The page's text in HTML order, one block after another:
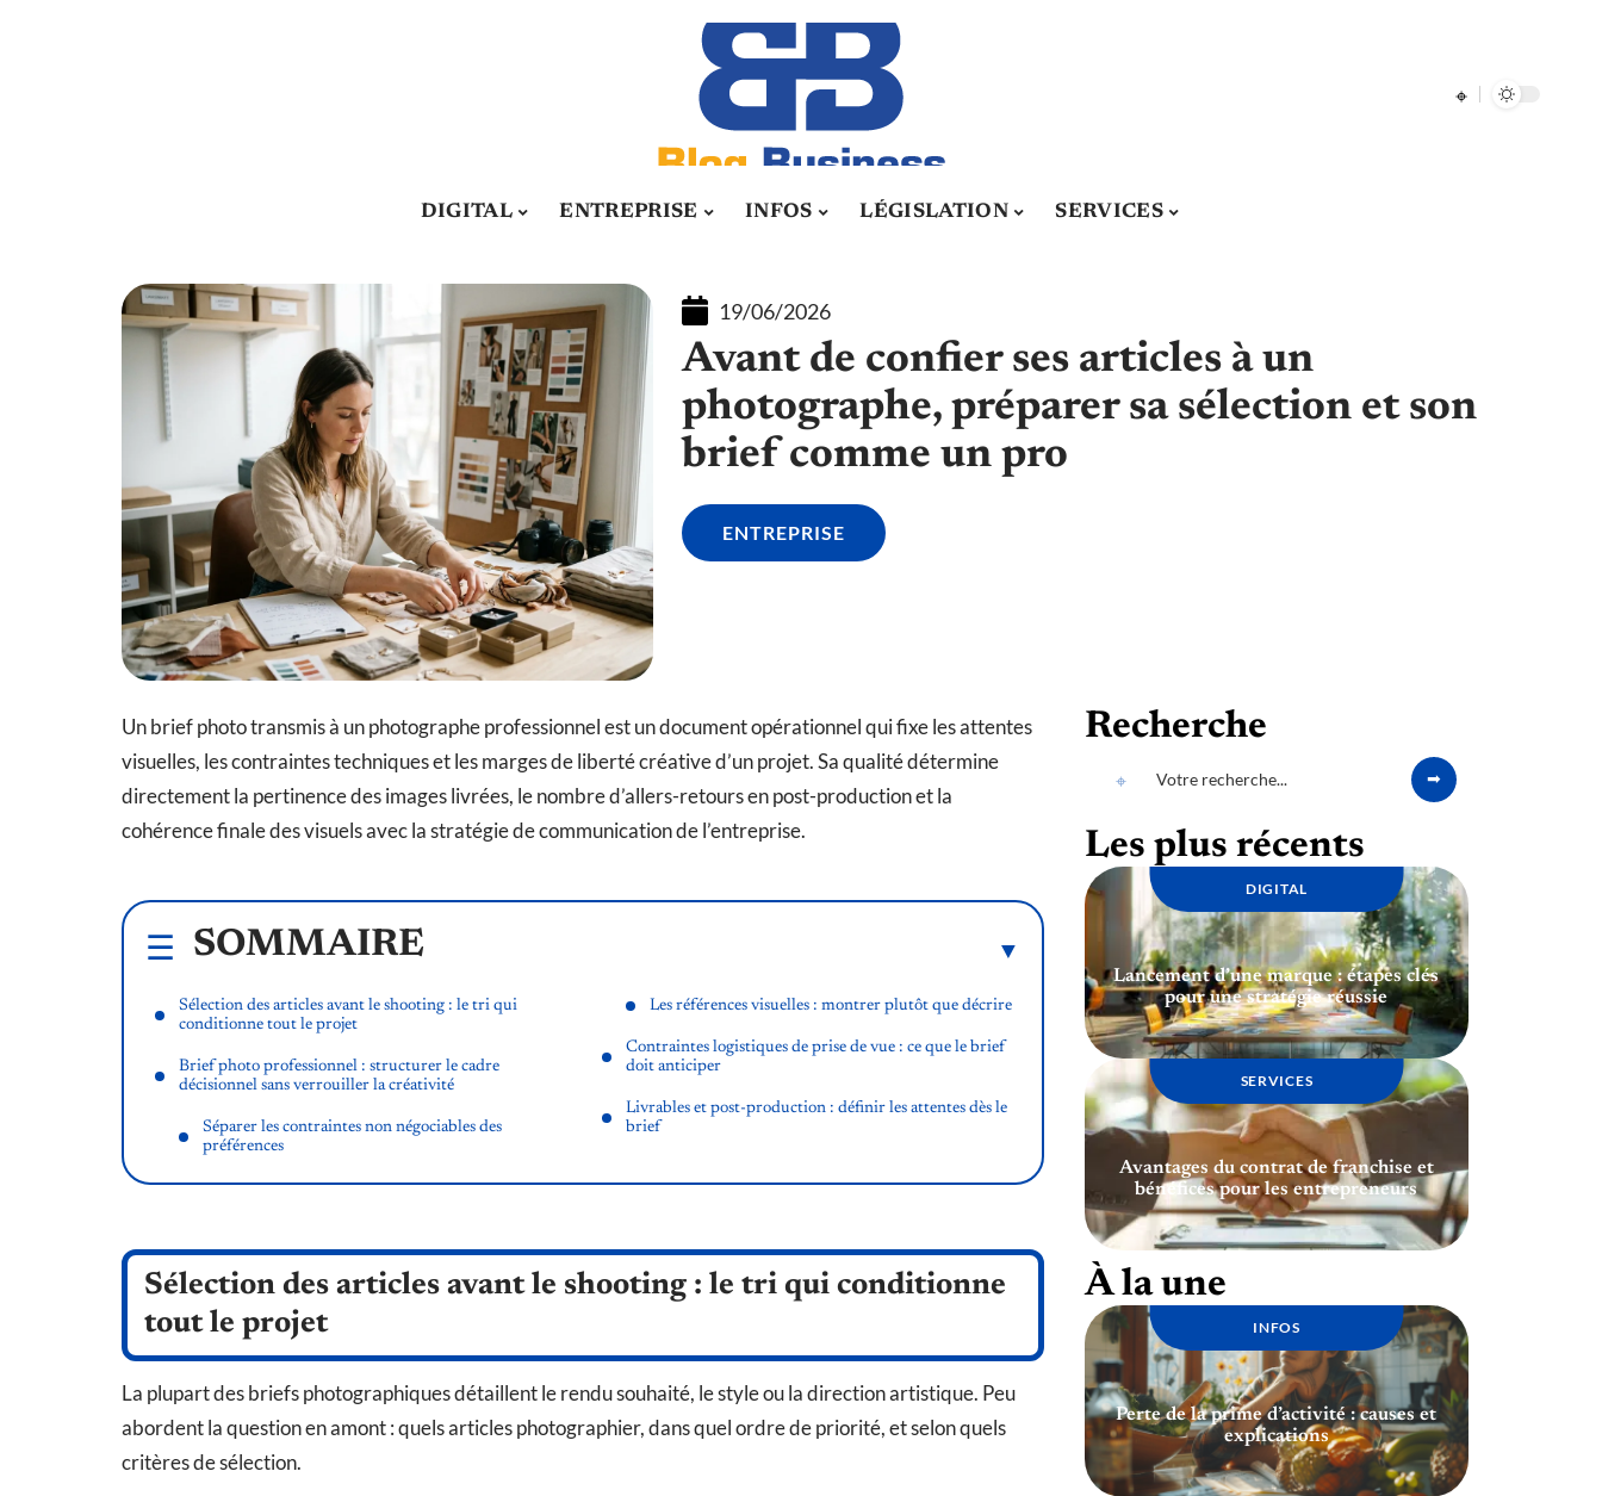
DIGITAL ENTREPRISE INFOS LÉGISLATION SERVICES
19/06/2026
Avant de confier ses articles à un
photographe, préparer sa sélection et son
brief comme un pro
ENTREPRISE
Un brief photo transmis à un photographe professionnel est un document opérationnel qui fixe les attentes
visuelles, les contraintes techniques et les marges de liberté créative d’un projet. Sa qualité détermine
directement la pertinence des images livrées, le nombre d’allers-retours en post-production et la
cohérence finale des visuels avec la stratégie de communication de l’entreprise.
SOMMAIRE
Sélection des articles avant le shooting : le tri qui
conditionne tout le projet
Brief photo professionnel : structurer le cadre
décisionnel sans verrouiller la créativité
Séparer les contraintes non négociables des
préférences
Les références visuelles : montrer plutôt que décrire
Contraintes logistiques de prise de vue : ce que le brief
doit anticiper
Livrables et post-production : définir les attentes dès le
brief
Sélection des articles avant le shooting : le tri qui conditionne
tout le projet
La plupart des briefs photographiques détaillent le rendu souhaité, le style ou la direction artistique. Peu
abordent la question en amont : quels articles photographier, dans quel ordre de priorité, et selon quels
critères de sélection.
Recherche
Les plus récents
DIGITAL
Lancement d’une marque : étapes clés
pour une stratégie réussie
SERVICES
Avantages du contrat de franchise et
bénéfices pour les entrepreneurs
À la une
INFOS
Perte de la prime d’activité : causes et
explications